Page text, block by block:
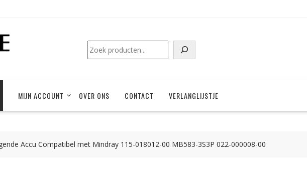
Zoeken
MIJN ACCOUNT OVER ONS CONTACT VERLANGLIJSTJE
Accu Compatibel met Mindray 115-018012-00 MB583-3S3P 022-000008-00